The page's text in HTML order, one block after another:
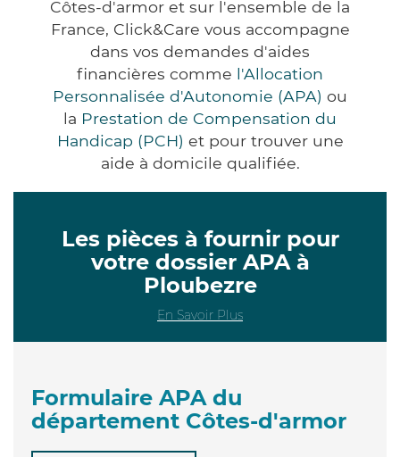
Côtes-d'armor et sur l'ensemble de la
France, Click&Care vous accompagne
dans vos demandes d'aides
financières comme l'Allocation
Personnalisée d'Autonomie (APA) ou
la Prestation de Compensation du
Handicap (PCH) et pour trouver une
aide à domicile qualifiée.
Les pièces à fournir pour
votre dossier APA à
Ploubezre
En Savoir Plus
Formulaire APA du
département Côtes-d'armor